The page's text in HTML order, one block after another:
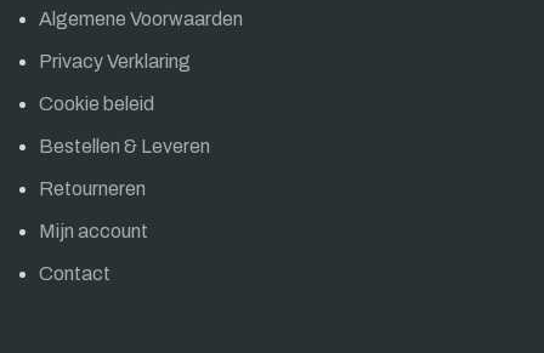
Algemene Voorwaarden
Privacy Verklaring
Cookie beleid
Bestellen & Leveren
Retourneren
Mijn account
Contact